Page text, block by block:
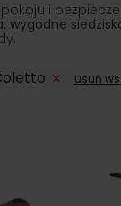
i
wygodne
usuń